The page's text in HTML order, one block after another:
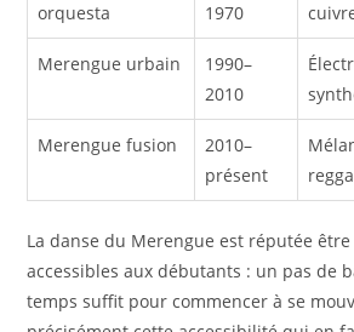
orquesta
1970
Merengue urbain
1990–
2010
Merengue fusion
2010–
présent
La danse du Merengue est réputée être
accessibles aux débutants : un pas de
temps suffit pour commencer à se